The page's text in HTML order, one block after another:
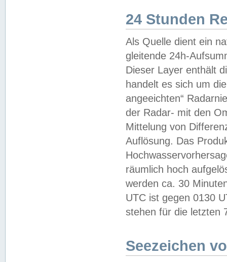
24 Stunden
Als Quelle dient ein
gleitende 24h-
Dieser Layer enthält
handelt es sich um
angeeichten“
der Radar- mit den
Mittelung von
Auflösung. Das
räumlich hoch
werden ca. 30
UTC ist gegen 0130
stehen für die letzten
Seezeichen